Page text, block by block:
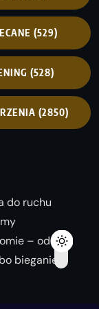
(529)
(528)
(2850)
do ruchu
– od
bieganie